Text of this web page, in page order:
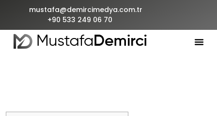
mustafa@demircimedya.com.tr
+90 533 249 06 70